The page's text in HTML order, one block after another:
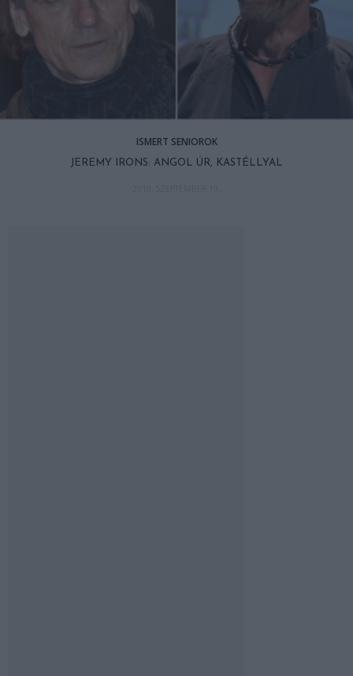
ISMERT SENIOROK
JEREMY IRONS: ANGOL ÚR, KASTÉLLYAL